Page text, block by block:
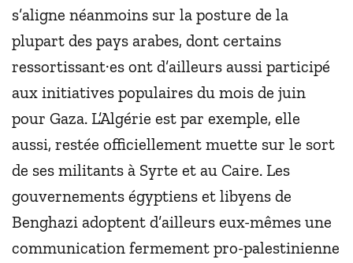
s’aligne néanmoins sur la posture de la
plupart des pays arabes, dont certains
ressortissant·es ont d’ailleurs aussi participé
aux initiatives populaires du mois de juin
pour Gaza. L’Algérie est par exemple, elle
aussi, restée officiellement muette sur le sort
de ses militants à Syrte et au Caire. Les
gouvernements égyptiens et libyens de
Benghazi adoptent d’ailleurs eux-mêmes une
communication fermement pro-palestinienne